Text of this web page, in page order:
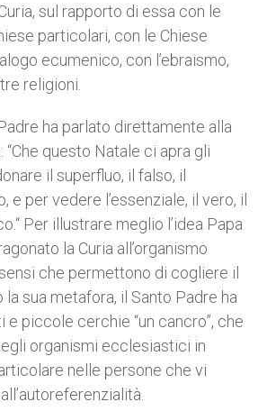
sul rapporto di essa con le
particolari, con le Chiese
ecumenico, con l’ebraismo,
religioni.
ha parlato direttamente alla
“Che questo Natale ci apra gli
il superfluo, il falso, il
e per vedere l’essenziale, il vero, il
Per illustrare meglio l’idea Papa
la Curia all’organismo
che permettono di cogliere il
la sua metafora, il Santo Padre ha
piccole cerchie “un cancro”, che
organismi ecclesiastici in
nelle persone che vi